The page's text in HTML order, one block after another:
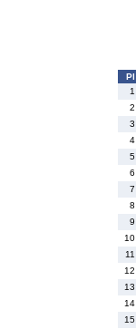
Pl
1
2
3
4
5
6
7
8
9
10
11
12
13
14
15